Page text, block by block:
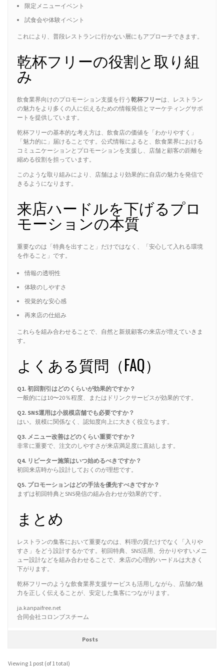
限定メニューイベント
試食会や体験イベント
これにより、普段レストランに行かない層にもアプローチできます。
乾杯フリーの役割と取り組
み
飲食業界向けのプロモーション支援を行う 乾杯フリーは、レストラン
の魅力をより多くの人に伝えるための情報発信とマーケティングサポ
ートを提供しています。
乾杯フリーの基本的な考え方は、飲食店の価値を「わかりやすく」
「魅力的に」届けることです。公式情報によると、飲食業界における
コミュニケーションとプロモーションを支援し、店舗と顧客の距離を
縮める役割を担っています。
このような取り組みにより、店舗はより効果的に自店の魅力を発信で
きるようになります。
来店ハードルを下げるプロ
モーションの本質
重要なのは「特典を出すこと」だけではなく、「安心して入れる環境
を作ること」です。
情報の透明性
体験のしやすさ
視覚的な安心感
再来店の仕組み
これらを組み合わせることで、自然と新規顧客の来店が増えていきま
す。
よくある質問（FAQ）
Q1. 初回割引はどのくらいが効果的ですか？
一般的には10〜20％程度、またはドリンクサービスが効果的です。
Q2. SNS運用は小規模店舗でも必要ですか？
はい。規模に関係なく、認知度向上に大きく役立ちます。
Q3. メニュー改善はどのくらい重要ですか？
非常に重要で、注文のしやすさが来店満足度に直結します。
Q4. リピーター施策はいつ始めるべきですか？
初回来店時から設計しておくのが理想です。
Q5. プロモーションはどの手法を優先すべきですか？
まずは初回特典とSNS発信の組み合わせが効果的です。
まとめ
レストランの集客において重要なのは、料理の質だけでなく「入りや
すさ」をどう設計するかです。初回特典、SNS活用、分かりやすいメニ
ュー設計などを組み合わせることで、来店の心理的ハードルは大きく
下がります。
乾杯フリーのような飲食業界支援サービスも活用しながら、店舗の魅
力を正しく伝えることが、安定した集客につながります。
ja.kanpaifree.net
合同会社コロンブスチーム
Posts
Viewing 1 post (of 1 total)